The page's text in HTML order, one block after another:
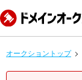
オークショントップ